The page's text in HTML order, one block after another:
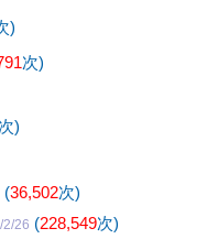
)
次)
次)
(36,502次)
26 (228,549次)